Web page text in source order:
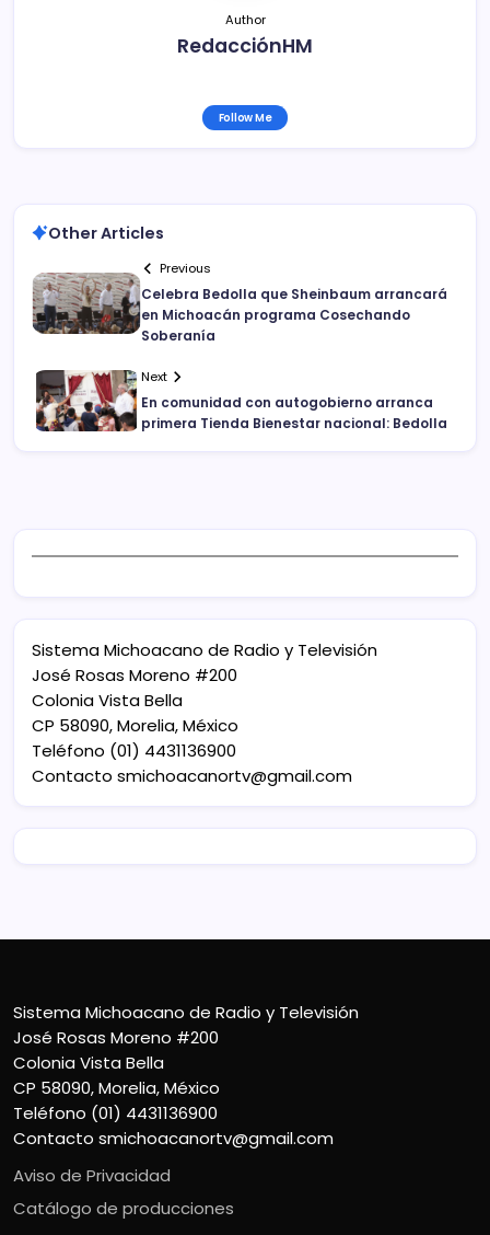
Author
RedacciónHM
Follow Me
Other Articles
Previous
Celebra Bedolla que Sheinbaum arrancará
en Michoacán programa Cosechando
Soberanía
Next
En comunidad con autogobierno arranca
primera Tienda Bienestar nacional: Bedolla
Sistema Michoacano de Radio y Televisión
José Rosas Moreno #200
Colonia Vista Bella
CP 58090, Morelia, México
Teléfono (01) 4431136900
Contacto smichoacanortv@gmail.com
Sistema Michoacano de Radio y Televisión
José Rosas Moreno #200
Colonia Vista Bella
CP 58090, Morelia, México
Teléfono (01) 4431136900
Contacto smichoacanortv@gmail.com
Aviso de Privacidad
Catálogo de producciones